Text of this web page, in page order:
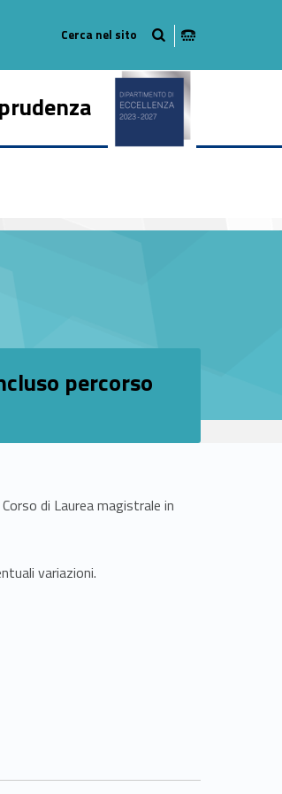
79875-62
percorso
di Laurea magistrale in
variazioni.